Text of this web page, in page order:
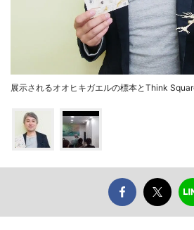
展示されるオオヒキガエルの標本とThink